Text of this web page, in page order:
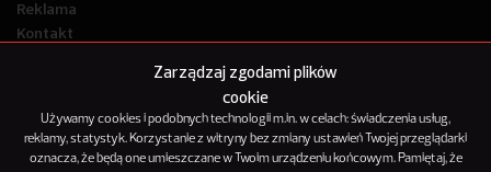
Zarządzaj zgodami plików
cookie
Używamy cookies i podobnych technologii m.in. w celach: świadczenia usług,
reklamy, statystyk. Korzystanie z witryny bez zmiany ustawień Twojej przeglądarki
oznacza, że będą one umieszczane w Twoim urządzeniu końcowym. Pamiętaj, że
Reklama
Kontakt